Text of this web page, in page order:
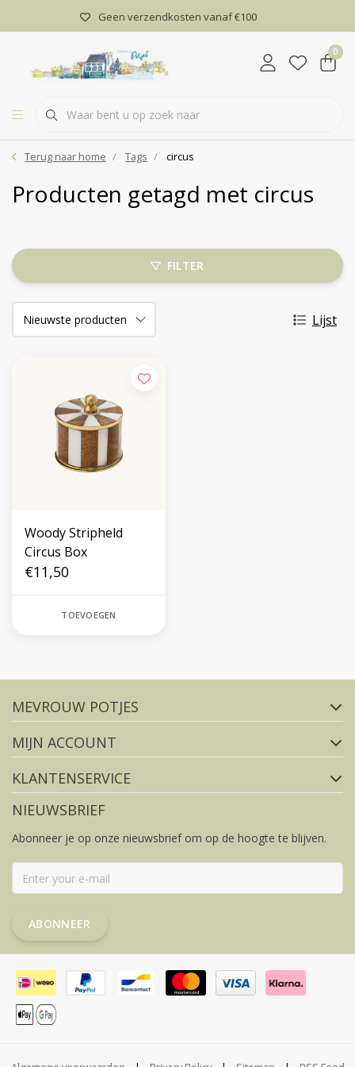
Geen verzendkosten vanaf €100
0
Terug naar home Tags circus
Producten getagd met circus
FILTER
Lijst
Woody Stripheld
Circus Box
€11,50
TOEVOEGEN
FACEBOOK
MEVROUW POTJES
MIJN ACCOUNT
KLANTENSERVICE
NIEUWSBRIEF
Abonneer je op onze nieuwsbrief om op de hoogte te blijven.
ABONNEER